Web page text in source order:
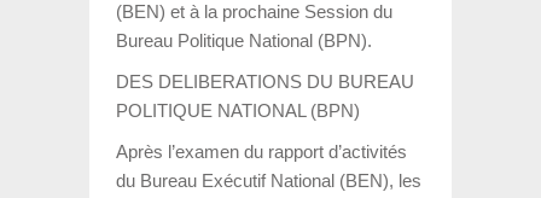
(BEN) et à la prochaine Session du
Bureau Politique National (BPN).
DES DELIBERATIONS DU BUREAU
POLITIQUE NATIONAL (BPN)
Après l’examen du rapport d’activités
du Bureau Exécutif National (BEN), les